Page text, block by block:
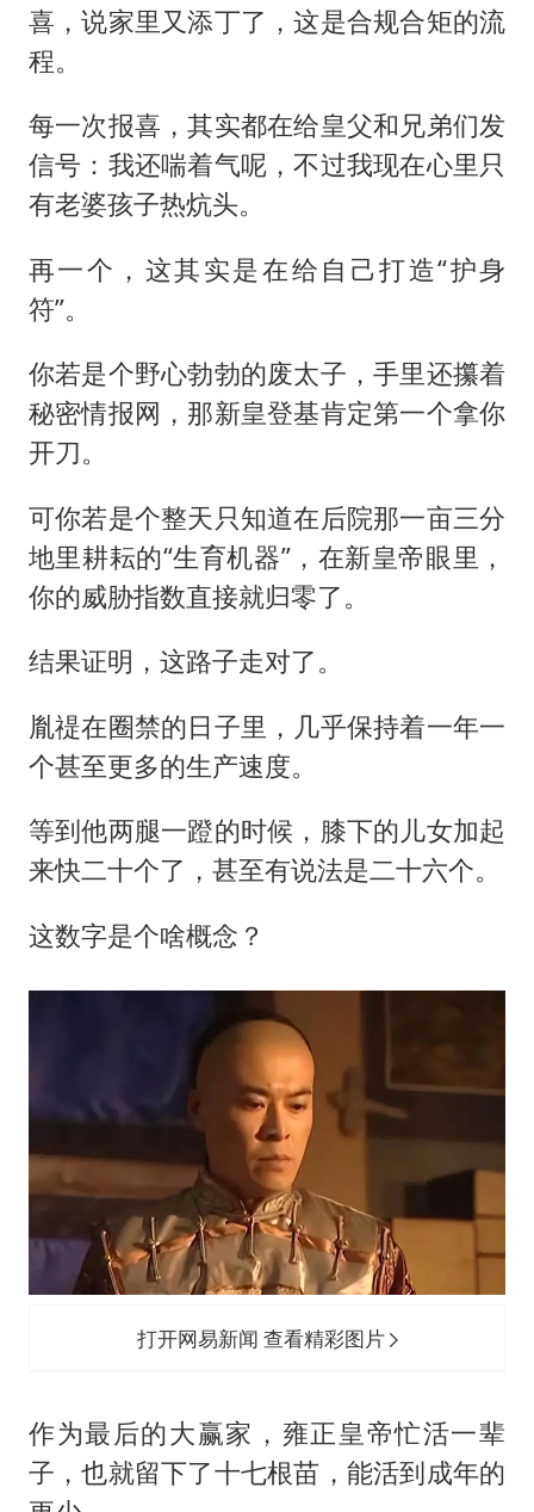
喜，说家里又添丁了，这是合规合矩的流
程。
每一次报喜，其实都在给皇父和兄弟们发
信号：我还喘着气呢，不过我现在心里只
有老婆孩子热炕头。
再一个，这其实是在给自己打造“护身
符”。
你若是个野心勃勃的废太子，手里还攥着
秘密情报网，那新皇登基肯定第一个拿你
开刀。
可你若是个整天只知道在后院那一亩三分
地里耕耘的“生育机器”，在新皇帝眼里，
你的威胁指数直接就归零了。
结果证明，这路子走对了。
胤禔在圈禁的日子里，几乎保持着一年一
个甚至更多的生产速度。
等到他两腿一蹬的时候，膝下的儿女加起
来快二十个了，甚至有说法是二十六个。
这数字是个啥概念？
打开网易新闻 查看精彩图片
作为最后的大赢家，雍正皇帝忙活一辈
子，也就留下了十七根苗，能活到成年的